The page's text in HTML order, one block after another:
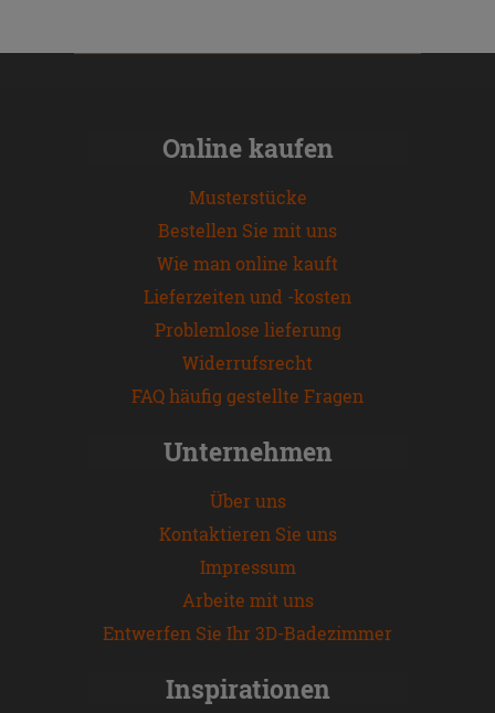
Online kaufen
Musterstücke
Bestellen Sie mit uns
Wie man online kauft
Lieferzeiten und -kosten
Problemlose lieferung
Widerrufsrecht
FAQ häufig gestellte Fragen
Unternehmen
Über uns
Kontaktieren Sie uns
Impressum
Arbeite mit uns
Entwerfen Sie Ihr 3D-Badezimmer
Inspirationen